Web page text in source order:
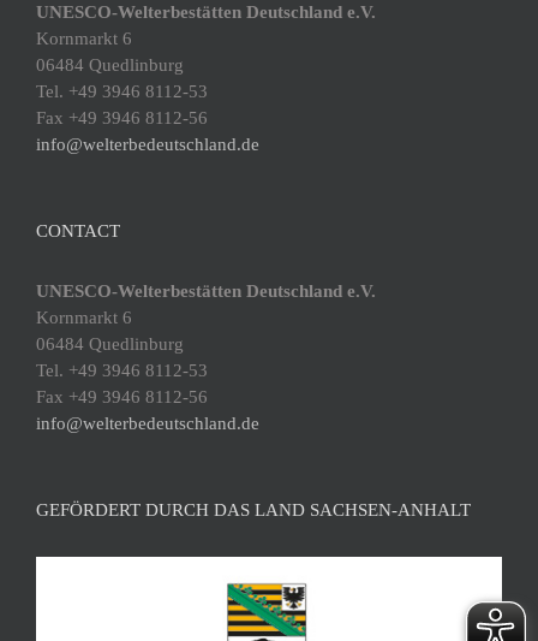
UNESCO-Welterbestätten Deutschland e.V.
Kornmarkt 6
06484 Quedlinburg
Tel. +49 3946 8112-53
Fax +49 3946 8112-56
info@welterbedeutschland.de
CONTACT
UNESCO-Welterbestätten Deutschland e.V.
Kornmarkt 6
06484 Quedlinburg
Tel. +49 3946 8112-53
Fax +49 3946 8112-56
info@welterbedeutschland.de
GEFÖRDERT DURCH DAS LAND SACHSEN-ANHALT